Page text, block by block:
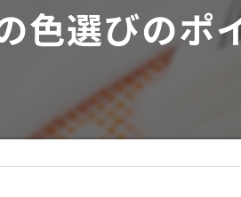
色選びのポ